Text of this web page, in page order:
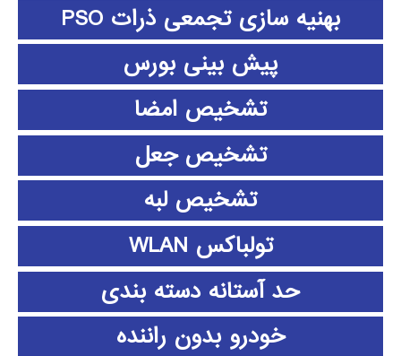
بهنیه سازی تجمعی ذرات PSO
پیش بینی بورس
تشخیص امضا
تشخیص جعل
تشخیص لبه
تولباکس WLAN
حد آستانه دسته بندی
خودرو بدون راننده